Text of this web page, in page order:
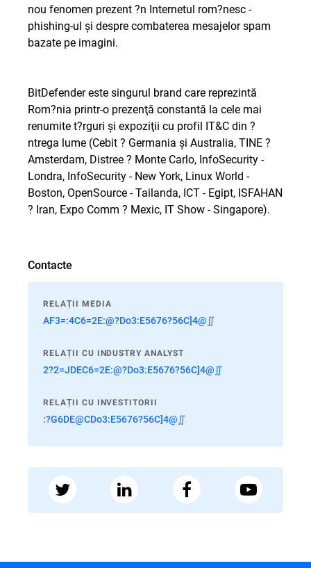
nou fenomen prezent ?n Internetul rom?nesc -
phishing-ul şi despre combaterea mesajelor spam
bazate pe imagini.
BitDefender este singurul brand care reprezintă
Rom?nia printr-o prezenţă constantă la cele mai
renumite t?rguri şi expoziţii cu profil IT&C din ?
ntrega lume (Cebit ? Germania şi Australia, TINE ?
Amsterdam, Distree ? Monte Carlo, InfoSecurity -
Londra, InfoSecurity - New York, Linux World -
Boston, OpenSource - Tailanda, ICT - Egipt, ISFAHAN
? Iran, Expo Comm ? Mexic, IT Show - Singapore).
Contacte
RELAȚII MEDIA
AF3=:4C6=2E:@?Do3:E5676?56C]4@∬
RELAȚII CU INDUSTRY ANALYST
2?2=JDEC6=2E:@?Do3:E5676?56C]4@∬
RELAȚII CU INVESTITORII
:?G6DE@CDo3:E5676?56C]4@∬